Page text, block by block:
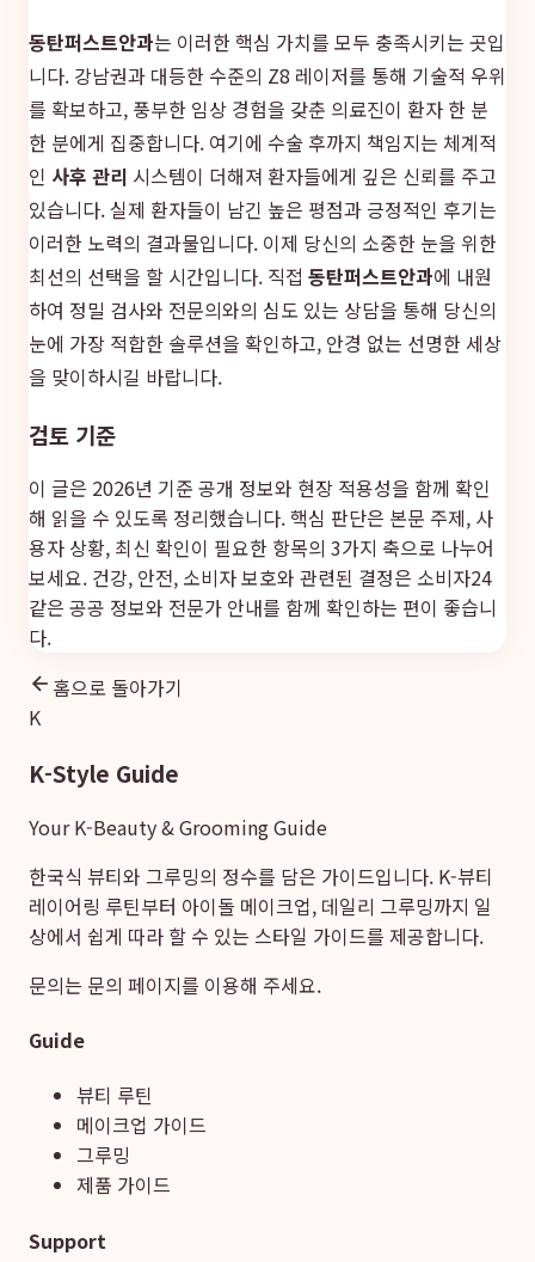
동탄퍼스트안과는 이러한 핵심 가치를 모두 충족시키는 곳입
니다. 강남권과 대등한 수준의 Z8 레이저를 통해 기술적 우위
를 확보하고, 풍부한 임상 경험을 갖춘 의료진이 환자 한 분
한 분에게 집중합니다. 여기에 수술 후까지 책임지는 체계적
인 사후 관리 시스템이 더해져 환자들에게 깊은 신뢰를 주고
있습니다. 실제 환자들이 남긴 높은 평점과 긍정적인 후기는
이러한 노력의 결과물입니다. 이제 당신의 소중한 눈을 위한
최선의 선택을 할 시간입니다. 직접 동탄퍼스트안과에 내원
하여 정밀 검사와 전문의와의 심도 있는 상담을 통해 당신의
눈에 가장 적합한 솔루션을 확인하고, 안경 없는 선명한 세상
을 맞이하시길 바랍니다.
검토 기준
이 글은 2026년 기준 공개 정보와 현장 적용성을 함께 확인
해 읽을 수 있도록 정리했습니다. 핵심 판단은 본문 주제, 사
용자 상황, 최신 확인이 필요한 항목의 3가지 축으로 나누어
보세요. 건강, 안전, 소비자 보호와 관련된 결정은 소비자24
같은 공공 정보와 전문가 안내를 함께 확인하는 편이 좋습니
다.
홈으로 돌아가기
K
K-Style Guide
Your K-Beauty & Grooming Guide
한국식 뷰티와 그루밍의 정수를 담은 가이드입니다. K-뷰티
레이어링 루틴부터 아이돌 메이크업, 데일리 그루밍까지 일
상에서 쉽게 따라 할 수 있는 스타일 가이드를 제공합니다.
문의는 문의 페이지를 이용해 주세요.
Guide
뷰티 루틴
메이크업 가이드
그루밍
제품 가이드
Support